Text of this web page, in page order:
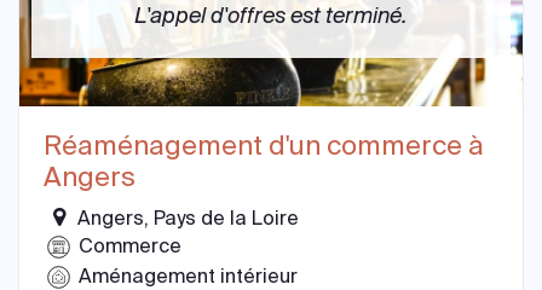
L'appel d'offres est terminé.
Réaménagement d'un commerce à
Angers
Angers, Pays de la Loire
Commerce
Aménagement intérieur